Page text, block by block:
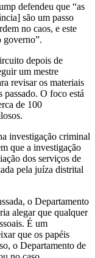
defendeu que “as
são um passo
no caos, e este
governo”.
depois de
um mestre
revisar os materiais
O foco está
de 100
investigação criminal
que a investigação
dos serviços de
pela juíza distrital
o Departamento
alegar que qualquer
É um
que os papéis
o Departamento de